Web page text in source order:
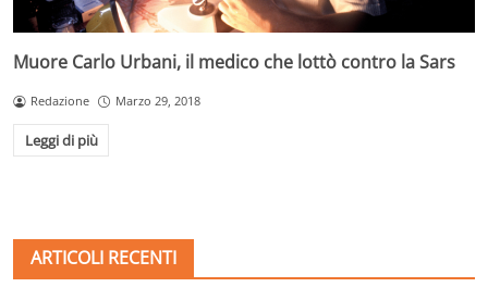
Muore Carlo Urbani, il medico che lottò contro la Sars
Redazione Marzo 29, 2018
Leggi di più
ARTICOLI RECENTI